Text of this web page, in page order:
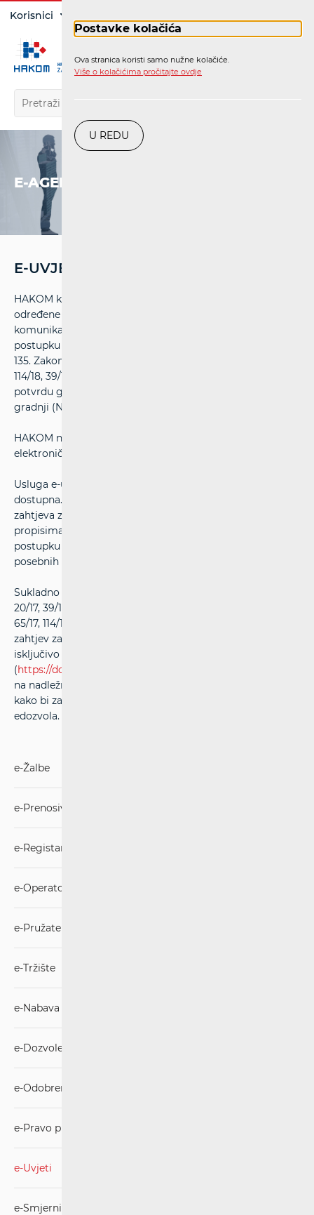
Postavke kolačića
Ova stranica koristi samo nužne kolačiće.
Više o kolačićima pročitajte ovdje
U REDU
Korisnici
E-AGENCIJA
E-UVJETI
HAKOM kao javnopravno tijelo s javnim ovlastima koje su
određene posebnim zakonom - Zakonom o elektroničkim
komunikacijama (NN br. 76/22) utvrđuje posebne uvjete u
postupku izdavanja lokacijske dozvole temeljem članka
135. Zakona o prostornom uređenju (NN br. 153/13, 65/17,
114/18, 39/19), odnosno utvrđuje posebne uvjete i izdaje
potvrdu glavnog projekta temeljem članka 82. Zakona o
gradnji (NN br. 153/13, 20/17, 39/19)
HAKOM ne izdaje uvjete priključenja građevine na
elektroničku komunikacijsku infrastrukturu.
Usluga e-uvjeti na stranicama HAKOM-a više nije
dostupna. Aplikacija omogućava elektroničko podnošenje
zahtjeva za izdavanje posebnih uvjeta gradnje definiranih
propisima iz nadležnosti HAKOM-a, a koje HAKOM izdaje u
postupku izdavanja lokacijske dozvole (utvrđivanje
posebnih uvjeta i izdavanje potvrde glavnog projekta).
Sukladno novim odredbama Zakona o gradnji (NN 153/13,
20/17, 39/19) i Zakona o prostornom uređenju (NN 153/13,
65/17, 114/18, 39/19), a koji su na snazi od 25. travnja 2019.,
zahtjev za navedenim uvjetima potrebno je podnijeti
isključivo kroz sustav edozvola modul eKonferencija
(https://dozvola.mgipu.hr/naslovna
na nadležni Uredu za prostorno planiranje i graditeljstvo,
kako bi zahtjev za istima bio podnesen kroz sustav
edozvola.
e-Žalbe
e-Prenosivost
e-Registar "NE ZOVI"
e-Operator
e-Pružatelj DSA
e-Tržište
e-Nabava
e-Dozvole
e-Odobrenja
e-Pravo puta
e-Uvjeti
e-Smjernice